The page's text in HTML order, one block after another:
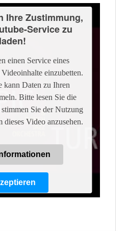
Ihre Zustimmung,
Service zu
laden!
einen Service eines
einzubetten.
kann Daten zu Ihren
Bitte lesen Sie die
Sie der Nutzung
dieses Video anzusehen.